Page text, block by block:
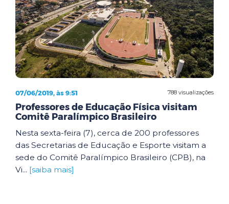
788 visualizações
07/06/2019, às 9:51
Professores de Educação Física visitam
Comitê Paralímpico Brasileiro
Nesta sexta-feira (7), cerca de 200 professores
das Secretarias de Educação e Esporte visitam a
sede do Comitê Paralímpico Brasileiro (CPB), na
Vi... [saiba mais]